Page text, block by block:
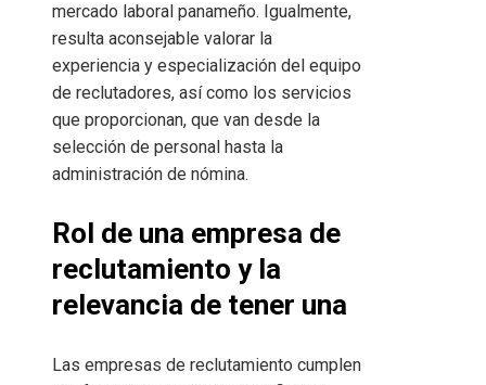
mercado laboral panameño. Igualmente,
resulta aconsejable valorar la
experiencia y especialización del equipo
de reclutadores, así como los servicios
que proporcionan, que van desde la
selección de personal hasta la
administración de nómina.
Rol de una empresa de
reclutamiento y la
relevancia de tener una
Las empresas de reclutamiento cumplen